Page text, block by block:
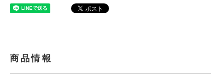
商品情報